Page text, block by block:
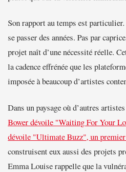
Son rapport au temps est
se passer des années. Pas par
projet naît d’une nécessité réelle.
la cadence effrénée que les
imposée à beaucoup d’artistes
Dans un paysage où d’autres
Bower dévoile "Waiting For Your
dévoile "Ultimate Buzz", un
construisent eux aussi des projets
Emma Louise rappelle que la